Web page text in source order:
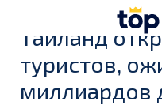
Таиланд
туристов,
миллиардов